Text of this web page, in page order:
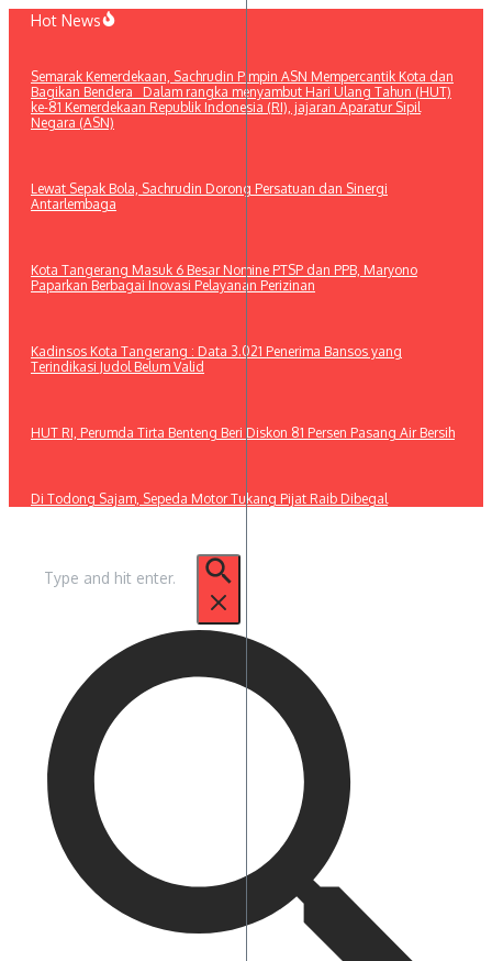
Lewati
Hot News
Semarak Kemerdekaan, Sachrudin Pimpin ASN Mempercantik Kota dan
Bagikan Bendera Dalam rangka menyambut Hari Ulang Tahun (HUT)
ke-81 Kemerdekaan Republik Indonesia (RI), jajaran Aparatur Sipil
Negara (ASN)
Lewat Sepak Bola, Sachrudin Dorong Persatuan dan Sinergi
Antarlembaga
Kota Tangerang Masuk 6 Besar Nomine PTSP dan PPB, Maryono
Paparkan Berbagai Inovasi Pelayanan Perizinan
Kadinsos Kota Tangerang : Data 3.021 Penerima Bansos yang
Terindikasi Judol Belum Valid
HUT RI, Perumda Tirta Benteng Beri Diskon 81 Persen Pasang Air Bersih
Di Todong Sajam, Sepeda Motor Tukang Pijat Raib Dibegal
untuk: